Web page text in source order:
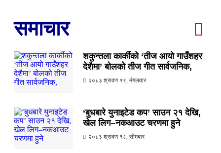
समाचार
शकुन्तला कार्कीको ‘तीज आयो गाउँशहर
देशैमा’ बोलको तीज गीत सार्वजनिक,
२०८३ श्रावण १९, मंगलवार
‘बुधबारे युनाइटेड कप’ साउन २१ देखि,
खेल लिग–नकआउट चरणमा हुने
२०८३ श्रावण १८, सोमबार